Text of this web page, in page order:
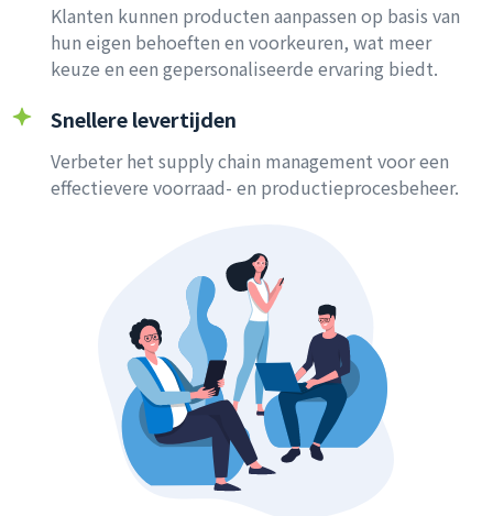
Klanten kunnen producten aanpassen op basis van
hun eigen behoeften en voorkeuren, wat meer
keuze en een gepersonaliseerde ervaring biedt.
Snellere levertijden
Verbeter het supply chain management voor een
effectievere voorraad- en productieprocesbeheer.